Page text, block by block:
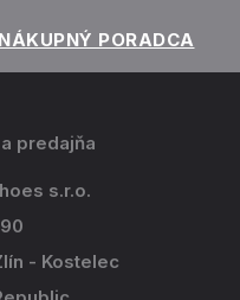
NÁKUPNÝ PORADCA
predajňa
s.r.o.
- Kostelec